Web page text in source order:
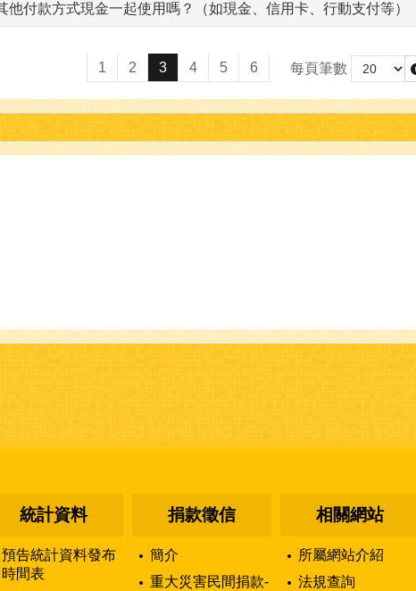
付款方式現金一起使用嗎？（如現金、信用卡、行動支付等）
1 2 3 4 5 6 每頁筆數
統計資料
預告統計資料發布
時間表
捐款徵信
簡介
重大災害民間捐款-
相關網站
所屬網站介紹
法規查詢